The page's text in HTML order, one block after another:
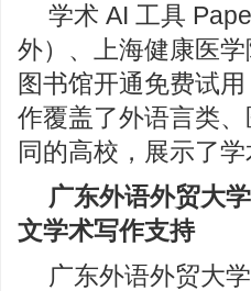
学术 AI 工具
外）、上海健康医
图书馆开通免费试
作覆盖了外语言类
同的高校，展示了
广东外语外贸大
文学术写作支持
广东外语外贸大